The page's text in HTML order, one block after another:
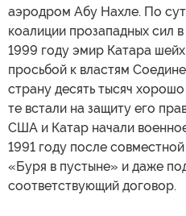
аэродром Абу Нахле. По
коалиции прозападных сил
1999 году эмир Катара
просьбой к властям
страну десять тысяч
те встали на защиту его
США и Катар начали
1991 году после
«Буря в пустыне» и даже
соответствующий договор.